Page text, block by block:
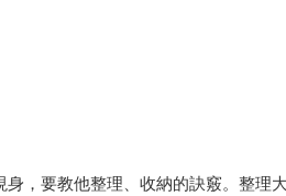
，要教他整理、收納的訣竅。整理